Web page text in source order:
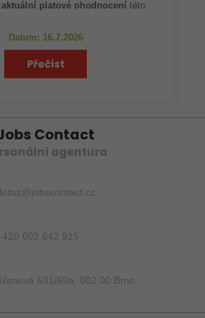
aktuální platové ohodnocení této
Datum: 16.7.2026
Přečíst
Contact
agentura
602 642 915
531/69a, 602 00 Brno